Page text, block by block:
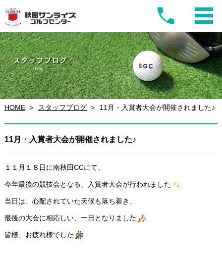
HOME スタッフブログ 11月・入賞者大会が開催されました♪
11月・入賞者大会が開催されました♪
１１月１８日に南秋田CCにて、
今年最後の競技会となる、入賞者大会が行われました
当日は、心配されていた天候も落ち着き、
最後の大会に相応しい、一日となりました
皆様、お疲れ様でした